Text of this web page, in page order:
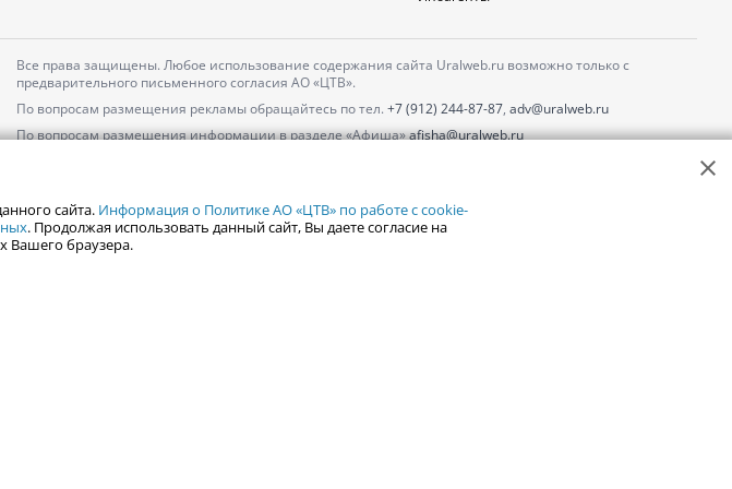
Все права защищены. Любое использование содержания сайта Uralweb.ru возможно только с
предварительного письменного согласия АО «ЦТВ».
По вопросам размещения рекламы обращайтесь по тел. +7 (912) 244-87-87, adv@uralweb.ru
По вопросам размещения информации в разделе «Афиша»afisha@uralweb.ru
сайта. Информация о Политике АО «ЦТВ» по работе с cookie-
. Продолжая использовать данный сайт, Вы даете согласие на
Вашего браузера.